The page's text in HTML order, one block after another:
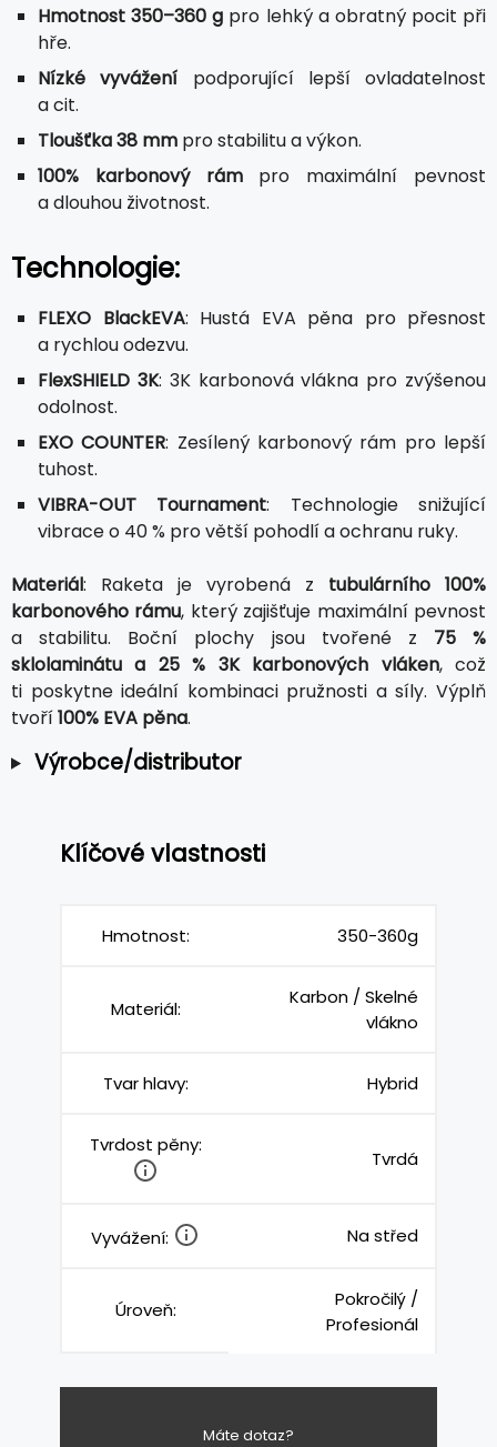
Hmotnost 350–360 g pro lehký a obratný pocit při
hře.
Nízké vyvážení podporující lepší ovladatelnost
a cit.
Tloušťka 38 mm pro stabilitu a výkon.
100% karbonový rámpro maximální pevnost
a dlouhou životnost.
Technologie:
FLEXO BlackEVA: Hustá EVA pěna pro přesnost
a rychlou odezvu.
FlexSHIELD 3K: 3K karbonová vlákna pro zvýšenou
odolnost.
EXO COUNTER: Zesílený karbonový rám pro lepší
tuhost.
VIBRA-OUT Tournament: Technologie snižující
vibrace o 40 % pro větší pohodlí a ochranu ruky.
Materiál: Raketa je vyrobená z tubulárního 100%
karbonového rámu, který zajišťuje maximální pevnost
a stabilitu. Boční plochy jsou tvořené z 75 %
sklolaminátu a 25 % 3K karbonových vláken, což
ti poskytne ideální kombinaci pružnosti a síly. Výplň
tvoří100% EVA pěna.
Výrobce/distributor
Klíčové vlastnosti
Hmotnost: 350-360g
Materiál:
Karbon / Skelné
vlákno
Tvar hlavy: Hybrid
Tvrdost pěny:
Tvrdá
Vyvážení: Na střed
Úroveň:
Pokročilý /
Profesionál
Máte dotaz?